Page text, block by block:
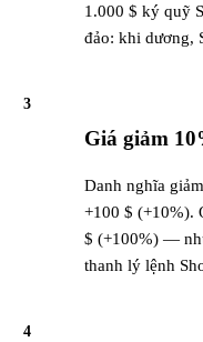
1.000 $ ký quỹ
đảo: khi dương,
3
Giá giảm
Danh nghĩa
+100 $ (+10%).
$ (+100%) —
thanh lý lệnh
4